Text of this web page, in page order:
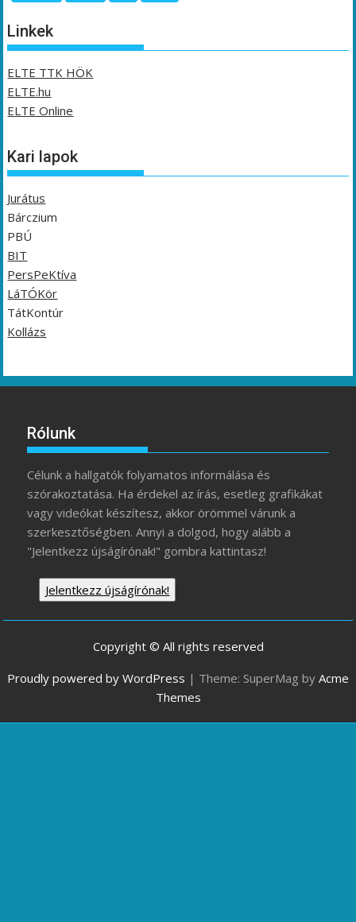
Linkek
ELTE TTK HÖK
ELTE.hu
ELTE Online
Kari lapok
Jurátus
Bárczium
PBÚ
BIT
PersPeKtíva
LáTÓKör
TátKontúr
Kollázs
Rólunk
Célunk a hallgatók folyamatos informálása és
szórakoztatása. Ha érdekel az írás, esetleg grafikákat
vagy videókat készítesz, akkor örömmel várunk a
szerkesztőségben. Annyi a dolgod, hogy alább a
"Jelentkezz újságírónak!" gombra kattintasz!
Jelentkezz újságírónak!
Copyright © All rights reserved
Proudly powered by WordPress | Theme: SuperMag by Acme
Themes